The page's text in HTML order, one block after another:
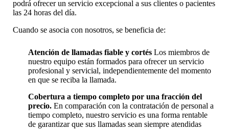
podrá ofrecer un servicio excepcional a sus clientes o pacientes
las 24 horas del día.
Cuando se asocia con nosotros, se beneficia de:
Atención de llamadas fiable y cortésLos miembros de
nuestro equipo están formados para ofrecer un servicio
profesional y servicial, independientemente del momento
en que se reciba la llamada.
Cobertura a tiempo completo por una fracción del
precio. En comparación con la contratación de personal a
tiempo completo, nuestro servicio es una forma rentable
de garantizar que sus llamadas sean siempre atendidas